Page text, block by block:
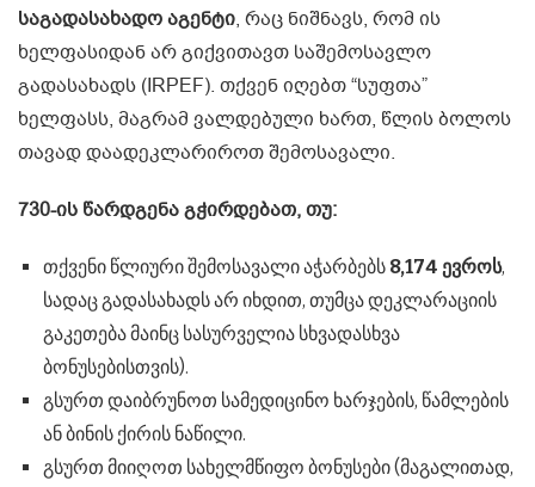
საგადასახადო აგენტი, რაც ნიშნავს, რომ ის
ხელფასიდან არ გიქვითავთ საშემოსავლო
გადასახადს (IRPEF). თქვენ იღებთ “სუფთა”
ხელფასს, მაგრამ ვალდებული ხართ, წლის ბოლოს
თავად დაადეკლარიროთ შემოსავალი.
730-ის წარდგენა გჭირდებათ, თუ:
თქვენი წლიური შემოსავალი აჭარბებს 8,174 ევროს,
სადაც გადასახადს არ იხდით, თუმცა დეკლარაციის
გაკეთება მაინც სასურველია სხვადასხვა
ბონუსებისთვის).
გსურთ დაიბრუნოთ სამედიცინო ხარჯების, წამლების
ან ბინის ქირის ნაწილი.
გსურთ მიიღოთ სახელმწიფო ბონუსები (მაგალითად,